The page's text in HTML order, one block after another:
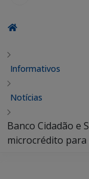
Informativos
Notícias
Banco Cidadão e
microcrédito para